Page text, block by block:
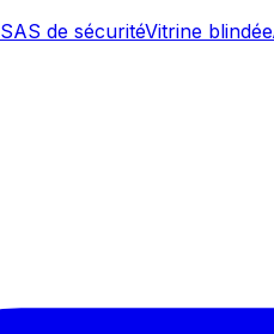
SAS de sécuritéVitrine blindée